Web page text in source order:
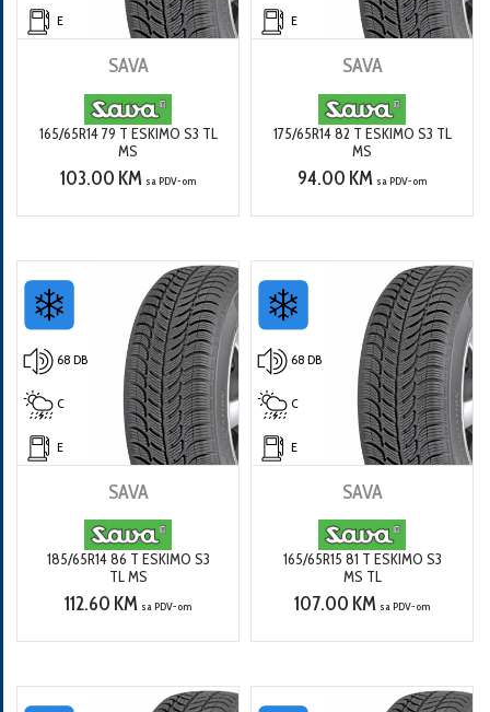
E
SAVA
165/65R14 79 T ESKIMO S3 TL
MS
103.00 KM sa PDV-om
E
SAVA
175/65R14 82 T ESKIMO S3 TL
MS
94.00 KM sa PDV-om
68 DB
C
E
SAVA
185/65R14 86 T ESKIMO S3
TL MS
112.60 KM sa PDV-om
68 DB
C
E
SAVA
165/65R15 81 T ESKIMO S3
MS TL
107.00 KM sa PDV-om